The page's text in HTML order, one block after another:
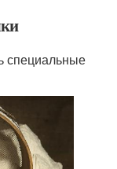
специальные